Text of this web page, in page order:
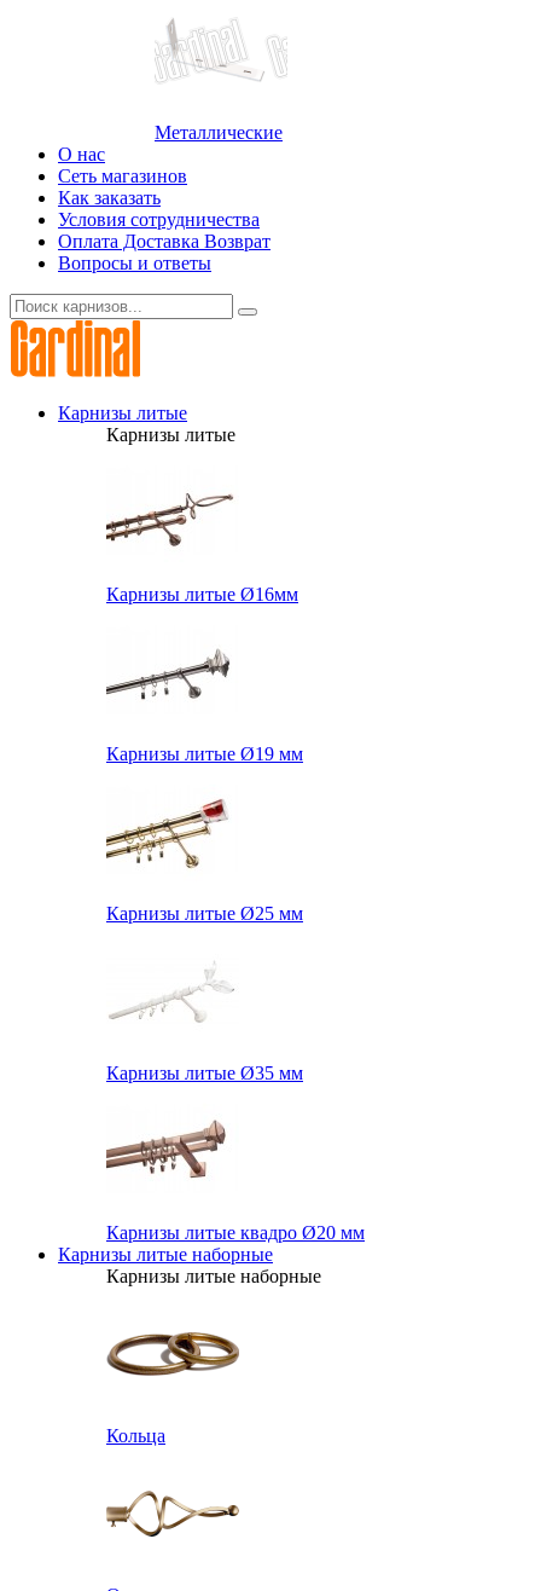
Металлические
О нас
Сеть магазинов
Как заказать
Условия сотрудничества
Оплата Доставка Возврат
Вопросы и ответы
Карнизы литые
Карнизы литые
Карнизы литые Ø16мм
Карнизы литые Ø19 мм
Карнизы литые Ø25 мм
Карнизы литые Ø35 мм
Карнизы литые квадро Ø20 мм
Карнизы литые наборные
Карнизы литые наборные
Кольца